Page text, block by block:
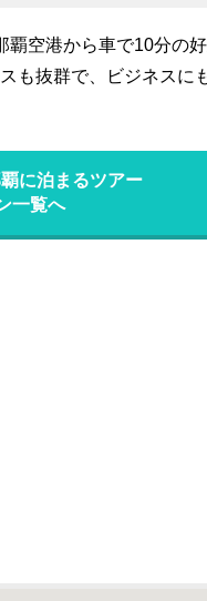
覇空港から車で10分の
も抜群で、ビジネスに
に泊まるツアー
一覧へ